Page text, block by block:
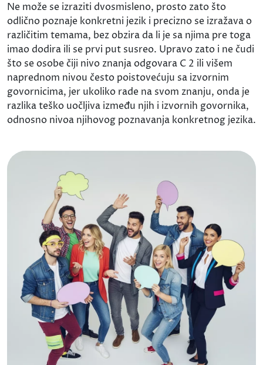
Ne može se izraziti dvosmisleno, prosto zato što
odlično poznaje konkretni jezik i precizno se izražava o
različitim temama, bez obzira da li je sa njima pre toga
imao dodira ili se prvi put susreo. Upravo zato i ne čudi
što se osobe čiji nivo znanja odgovara C 2 ili višem
naprednom nivou često poistovećuju sa izvornim
govornicima, jer ukoliko rade na svom znanju, onda je
razlika teško uočljiva između njih i izvornih govornika,
odnosno nivoa njihovog poznavanja konkretnog jezika.